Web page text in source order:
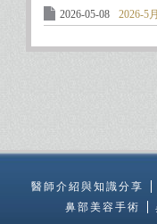
2026-05-08 2026-5
醫師介紹與知識分享
鼻部美容手術